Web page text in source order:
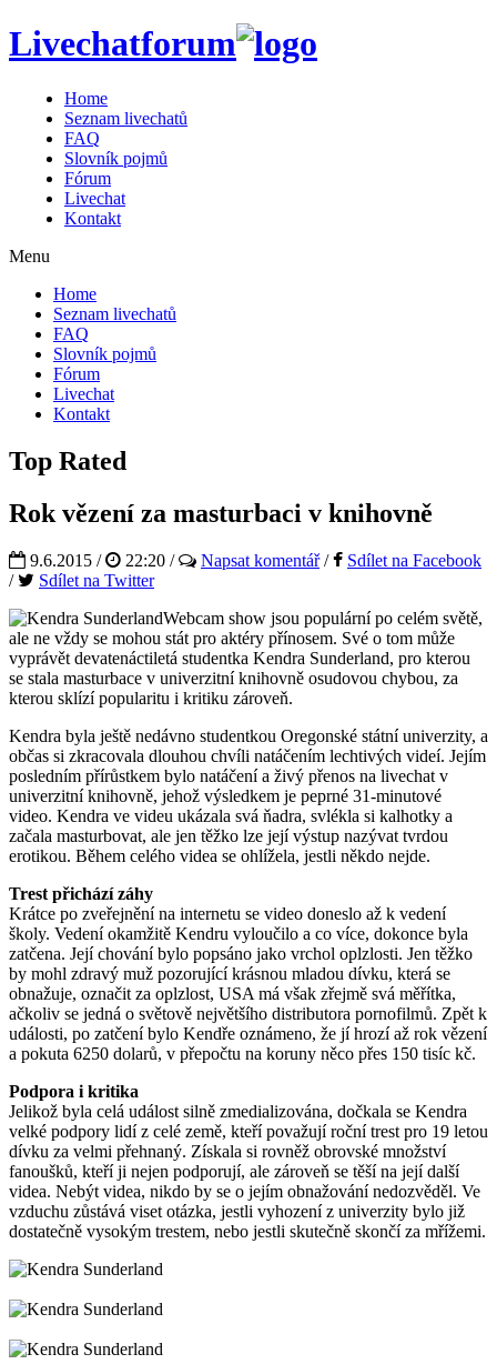
Livechatforum
Home
Seznam livechatů
FAQ
Slovník pojmů
Fórum
Livechat
Kontakt
Menu
Home
Seznam livechatů
FAQ
Slovník pojmů
Fórum
Livechat
Kontakt
Top Rated
Rok vězení za masturbaci v knihovně
9.6.2015 / 22:20 / Napsat komentář/
Sdílet na Facebook
/
Sdílet na Twitter
Webcam show jsou populární po celém světě,
ale ne vždy se mohou stát pro aktéry přínosem. Své o tom může
vyprávět devatenáctiletá studentka Kendra Sunderland, pro kterou
se stala masturbace v univerzitní knihovně osudovou chybou, za
kterou sklízí popularitu i kritiku zároveň.
Kendra byla ještě nedávno studentkou Oregonské státní univerzity, a
občas si zkracovala dlouhou chvíli natáčením lechtivých videí. Jejím
posledním přírůstkem bylo natáčení a živý přenos na livechat v
univerzitní knihovně, jehož výsledkem je peprné 31-minutové
video. Kendra ve videu ukázala svá ňadra, svlékla si kalhotky a
začala masturbovat, ale jen těžko lze její výstup nazývat tvrdou
erotikou. Během celého videa se ohlížela, jestli někdo nejde.
Trest přichází záhy
Krátce po zveřejnění na internetu se video doneslo až k vedení
školy. Vedení okamžitě Kendru vyloučilo a co více, dokonce byla
zatčena. Její chování bylo popsáno jako vrchol oplzlosti. Jen těžko
by mohl zdravý muž pozorující krásnou mladou dívku, která se
obnažuje, označit za oplzlost, USA má však zřejmě svá měřítka,
ačkoliv se jedná o světově největšího distributora pornofilmů. Zpět k
události, po zatčení bylo Kendře oznámeno, že jí hrozí až rok vězení
a pokuta 6250 dolarů, v přepočtu na koruny něco přes 150 tisíc kč.
Podpora i kritika
Jelikož byla celá událost silně zmedializována, dočkala se Kendra
velké podpory lidí z celé země, kteří považují roční trest pro 19 letou
dívku za velmi přehnaný. Získala si rovněž obrovské množství
fanoušků, kteří ji nejen podporují, ale zároveň se těší na její další
videa. Nebýt videa, nikdo by se o jejím obnažování nedozvěděl. Ve
vzduchu zůstává viset otázka, jestli vyhození z univerzity bylo již
dostatečně vysokým trestem, nebo jestli skutečně skončí za mřížemi.